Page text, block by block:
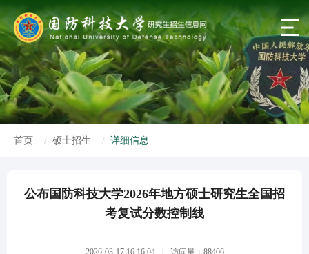
首页 硕士招生 详细信息
公布国防科技大学2026年地方硕士研究生全国招
考复试分数控制线
2026-03-17 16:16:04 访问量：88406